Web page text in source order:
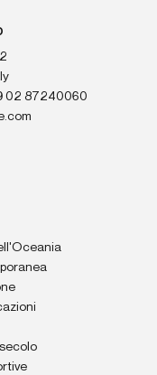
02 87240060